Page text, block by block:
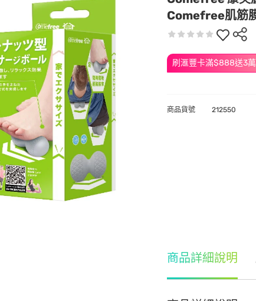
Comefree肌筋
刷滙豐卡滿$888送3
商品貨號 212550
商品詳細說明